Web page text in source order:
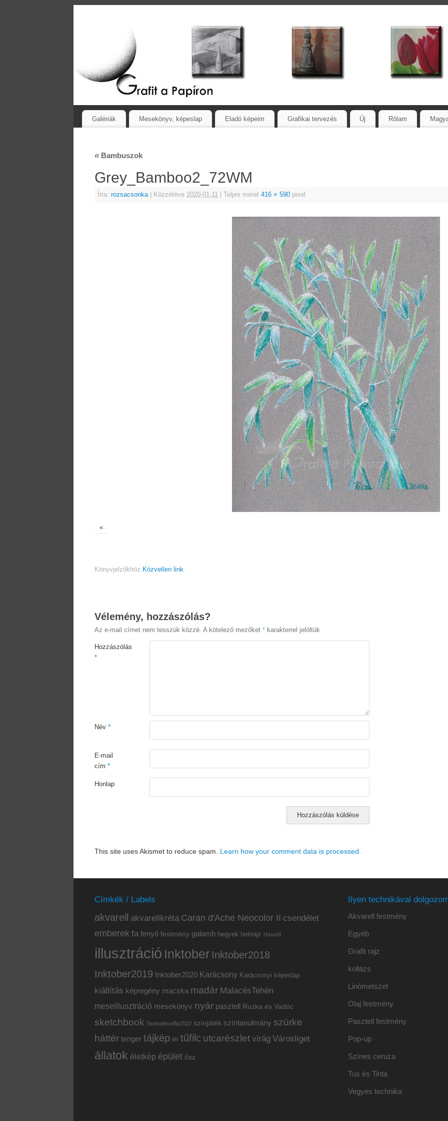
Galériák Mesekönyv, képeslap Eladó képeim Grafikai tervezés Új Rólam
«Bambuszok
Grey_Bamboo2_72WM
Írta: rozsacsonka Közzétéve 2020-01-11 Teljes méret 416 × 590 pixel
«
Könyvjelzőkhöz Közvetlen link.
Vélemény, hozzászólás?
Az e-mail címet nem tesszük közzé. A kötelező mezőket * karakterrel jelöltük
Hozzászólás
*
Név *
E-mail
cím *
Honlap
This site uses Akismet to reduce spam. Learn how your comment data is processed.
Címkék / Labels
akvarell akvarellkréta Caran d'Ache Neocolor II csendélet
emberek fa fenyő festmény galamb hegyek hetirajz Húsvét
illusztráció Inktober Inktober2018
Inktober2019 Inktober2020 Karácsony Karácsonyi képeslap
kiállítás képregény macska madár MalacésTehén
meseillusztráció mesekönyv nyár pasztell Rozka és Vadóc
sketchbook SwimathonBp2022 színjáték színtanulmány szürke
háttér tenger tájkép tél tűfilc utcarészlet virág Városliget
állatok életkép épület ősz
Ilyen technikával
Akvarell festmény
Egyéb
Grafit rajz
kollázs
Linómetszet
Olaj festmény
Pasztell festmény
Pop-up
Színes ceruza
Tus és Tinta
Vegyes technika